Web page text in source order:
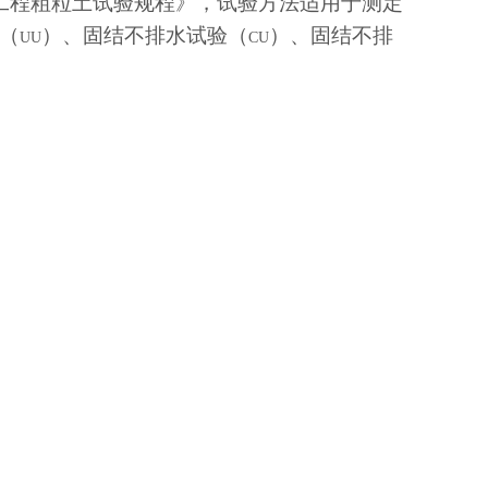
UU ）、固结不排水试验（ CU ）、固结不排